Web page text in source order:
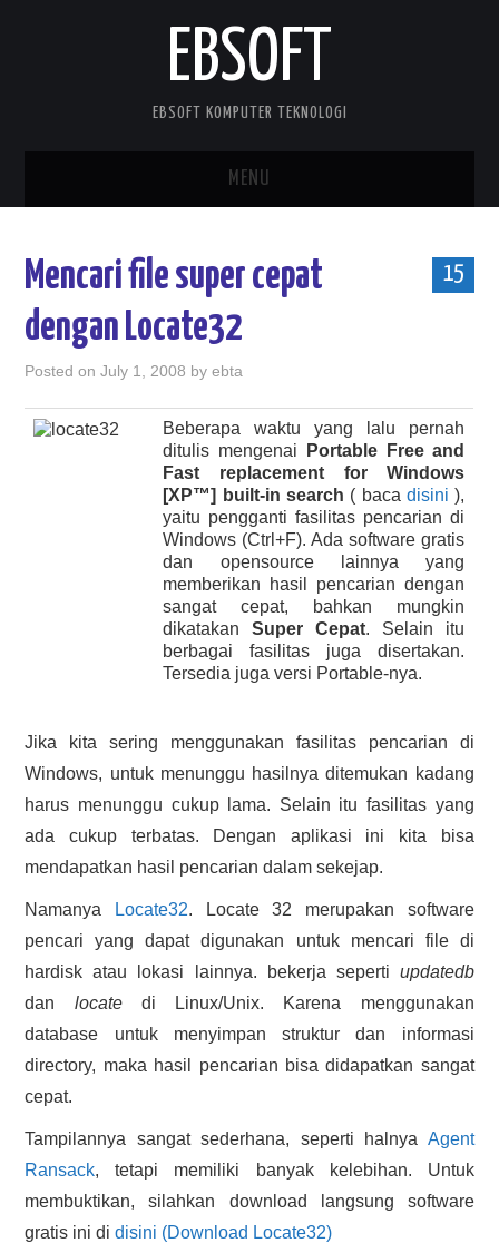
EBSOFT
EBSOFT KOMPUTER TEKNOLOGI
MENU
DOWNLOADS
MOBILE STUFF
DELPHI STUFF
HASIL PENCARIAN
15
Mencari file super cepat
dengan Locate32
Posted onJuly 1, 2008 byebta
Beberapa waktu yang lalu pernah
ditulis mengenai
Portable Free and
Fast replacement for Windows
[XP™] built-in search ( bacadisini ),
yaitu pengganti fasilitas pencarian di
Windows (Ctrl+F). Ada software gratis
dan opensource lainnya yang
memberikan hasil pencarian dengan
sangat cepat, bahkan mungkin
dikatakanSuper Cepat. Selain itu
berbagai fasilitas juga disertakan.
Tersedia juga versi Portable-nya.
Jika kita sering menggunakan fasilitas pencarian di
Windows, untuk menunggu hasilnya ditemukan kadang
harus menunggu cukup lama. Selain itu fasilitas yang
ada cukup terbatas. Dengan aplikasi ini kita bisa
mendapatkan hasil pencarian dalam sekejap.
Namanya Locate32. Locate 32 merupakan software
pencari yang dapat digunakan untuk mencari file di
hardisk atau lokasi lainnya. bekerja seperti updatedb
dan locatedi Linux/Unix. Karena menggunakan
database untuk menyimpan struktur dan informasi
directory, maka hasil pencarian bisa didapatkan sangat
cepat.
Tampilannya sangat sederhana, seperti halnya Agent
Ransack, tetapi memiliki banyak kelebihan. Untuk
membuktikan, silahkan download langsung software
gratis ini didisini (Download Locate32)